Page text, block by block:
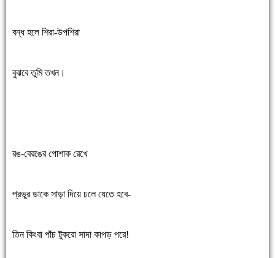
বন্ধ হলে শিরা-উপশিরা
বুঝবে তুমি তখন।
রঙ-বেরঙের পোশাক রেখে
প্রভুর ডাকে সাড়া দিয়ে চলে যেতে হবে-
তিন কিংবা পাঁচ টুকরো সাদা কাপড় পরে!